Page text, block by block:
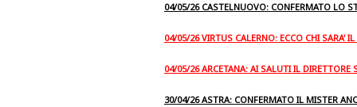
04/05/26 CASTELNUOVO: CONFERMATO LO
04/05/26 VIRTUS CALERNO: ECCO CHI SARA'
04/05/26 ARCETANA: AI SALUTI IL DIRETTORE
30/04/26 ASTRA: CONFERMATO IL MISTER